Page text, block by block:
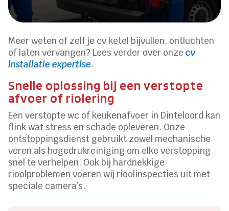
Meer weten of zelf je cv ketel bijvullen, ontluchten
of laten vervangen? Lees verder over onzecv
installatie expertise.
Snelle oplossing bij een verstopte
afvoer of riolering
Een verstopte wc of keukenafvoer in Dinteloord kan
flink wat stress en schade opleveren. Onze
ontstoppingsdienst gebruikt zowel mechanische
veren als hogedrukreiniging om elke verstopping
snel te verhelpen. Ook bij hardnekkige
rioolproblemen voeren wij rioolinspecties uit met
speciale camera’s.